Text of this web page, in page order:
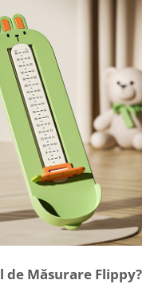
de Măsurare Flippy?